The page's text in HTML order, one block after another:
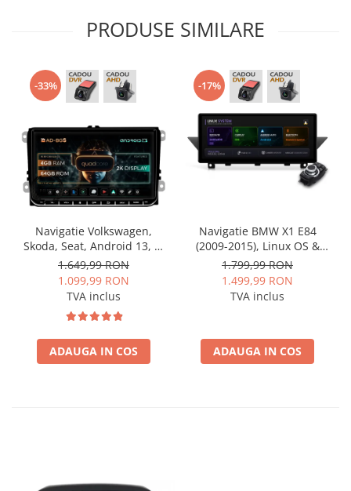
PRODUSE SIMILARE
-33%
Navigatie Volkswagen,
Skoda, Seat, Android 13, S-
Quadcore / 4GB RAM +
64GB ROM, 9 Inch - AD-
BGSW94L
1.649,99 RON
1.099,99 RON
TVA inclus
ADAUGA IN COS
-17%
Navigatie BMW X1 E84
(2009-2015), Linux OS &
OEM, Varianta iDrive,
CarPlay & Android Auto
Wireless, MirrorLink,
BGRKITBM004
1.799,99 RON
1.499,99 RON
TVA inclus
ADAUGA IN COS